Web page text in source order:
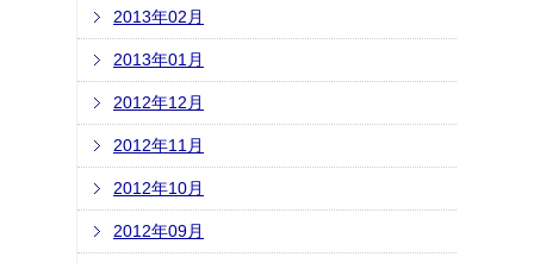
2013年02月
2013年01月
2012年12月
2012年11月
2012年10月
2012年09月